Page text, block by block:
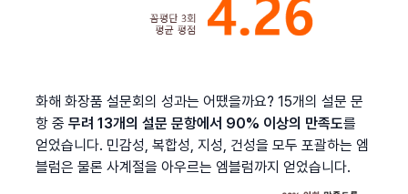
화해 화장품 설문회의 성과는 어땠을까요? 15개의 설문 문
항 중 무려 13개의 설문 문항에서 90% 이상의 만족도를
얻었습니다. 민감성, 복합성, 지성, 건성을 모두 포괄하는 엠
블럼은 물론 사계절을 아우르는 엠블럼까지 얻었습니다.